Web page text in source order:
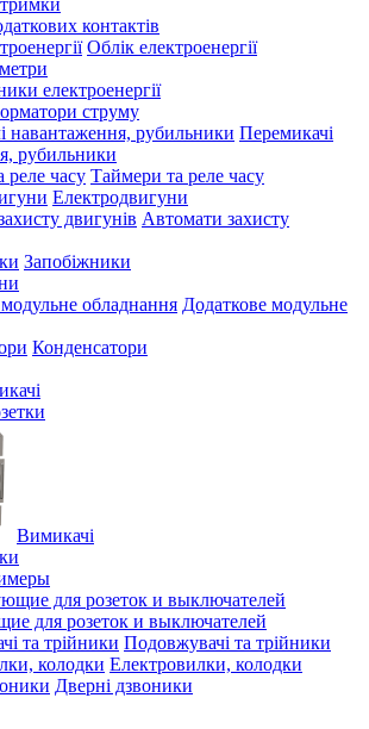
контактів
Облік електроенергії
електроенергії
струму
Перемикачі
рубильники
Таймери та реле часу
Електродвигуни
Автомати захисту
Запобіжники
Додаткове модульне
Конденсатори
Вимикачі
для розеток и выключателей
Подовжувачі та трійники
Електровилки, колодки
Дверні дзвоники